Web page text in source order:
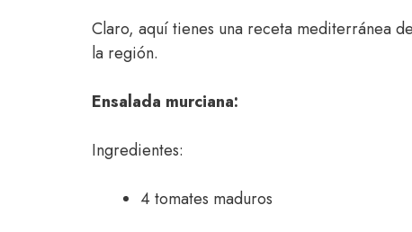
Claro, aquí tienes una receta mediterránea
la región.
Ensalada murciana:
Ingredientes:
4 tomates maduros